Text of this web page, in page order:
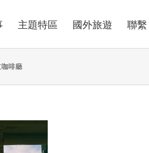
主題特區 國外旅遊 聯繫
啡廳